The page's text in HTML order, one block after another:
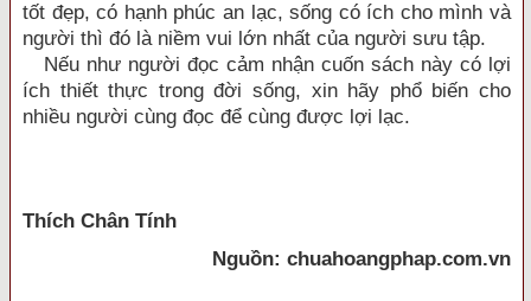
tốt đẹp, có hạnh phúc an lạc, sống có ích cho mình và
người thì đó là niềm vui lớn nhất của người sưu tập.
Nếu như người đọc cảm nhận cuốn sách này có lợi
ích thiết thực trong đời sống, xin hãy phổ biến cho
nhiều người cùng đọc để cùng được lợi lạc.
Thích Chân Tính
Nguồn: chuahoangphap.com.vn